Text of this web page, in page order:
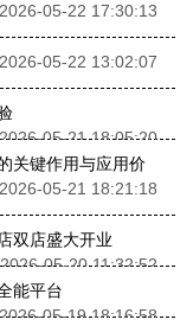
2026-05-22 17:30:13
2026-05-22 13:02:07
2026-05-21 18:05:20
关键作用与应用价
2026-05-21 18:21:18
双店盛大开业
2026-05-20 11:32:52
能平台
2026-05-19 18:16:58